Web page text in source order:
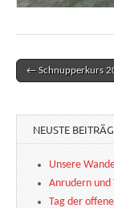
Post navigation
← Schnupperkurs
NEUSTE
Unsere
Anrudern und
Tag der